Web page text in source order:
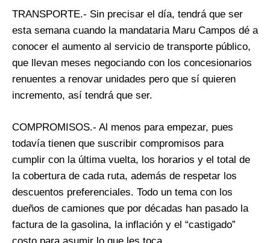
TRANSPORTE.- Sin precisar el día, tendrá que ser
esta semana cuando la mandataria Maru Campos dé a
conocer el aumento al servicio de transporte público,
que llevan meses negociando con los concesionarios
renuentes a renovar unidades pero que sí quieren
incremento, así tendrá que ser.
COMPROMISOS.- Al menos para empezar, pues
todavía tienen que suscribir compromisos para
cumplir con la última vuelta, los horarios y el total de
la cobertura de cada ruta, además de respetar los
descuentos preferenciales. Todo un tema con los
dueños de camiones que por décadas han pasado la
factura de la gasolina, la inflación y el “castigado”